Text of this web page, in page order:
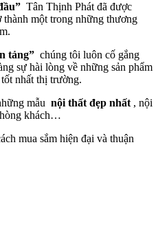
Tân Thịnh Phát đã được
một trong những thương
tảng” chúng tôi luôn cố gắng
sự hài lòng về những sản phẩm
nhất thị trường.
mẫu nội thất đẹp nhất , nội
khách…
mua sắm hiện đại và thuận